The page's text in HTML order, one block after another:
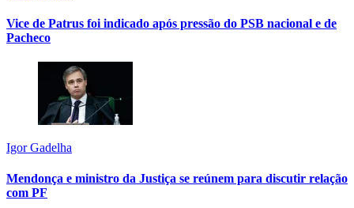
Vice de Patrus foi indicado após pressão do PSB nacional e de
Pacheco
Igor Gadelha
Mendonça e ministro da Justiça se reúnem para discutir relação
com PF